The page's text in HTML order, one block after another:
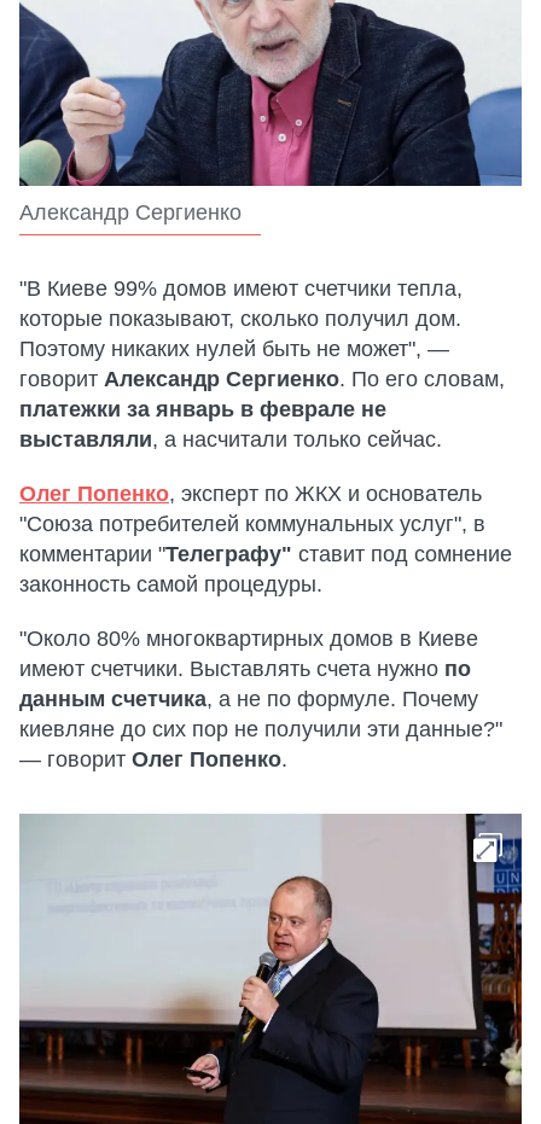
Александр Сергиенко
"В Киеве 99% домов имеют счетчики тепла,
которые показывают, сколько получил дом.
Поэтому никаких нулей быть не может", —
говорит Александр Сергиенко. По его словам,
платежки за январь в феврале не
выставляли, а насчитали только сейчас.
Олег Попенко, эксперт по ЖКХ и основатель
"Союза потребителей коммунальных услуг", в
комментарии "Телеграфу" ставит под сомнение
законность самой процедуры.
"Около 80% многоквартирных домов в Киеве
имеют счетчики. Выставлять счета нужно по
данным счетчика, а не по формуле. Почему
киевляне до сих пор не получили эти данные?"
— говорит Олег Попенко.